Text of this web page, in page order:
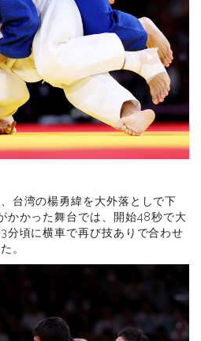
台湾の楊勇緯を大外落としで下
かかった舞台では、開始48秒で大
分頃に横車で再び技ありで合わせ
。